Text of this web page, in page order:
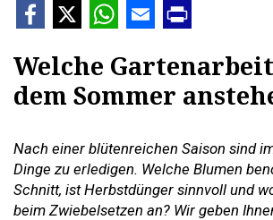
Welche
dem Sommer
Nach einer blütenreichen Saison sind
Dinge zu erledigen. Welche Blumen
Schnitt, ist Herbstdünger sinnvoll und
beim Zwiebelsetzen an? Wir geben